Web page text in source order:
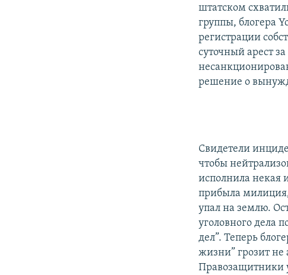
штатском
группы, блогера
регистрации
суточный арест
решение о
Свидетели
чтобы
исполнила некая
прибыла милиция,
упал на землю.
уголовного дела
дел”. Теперь
жизни” грозит не
Правозащитники